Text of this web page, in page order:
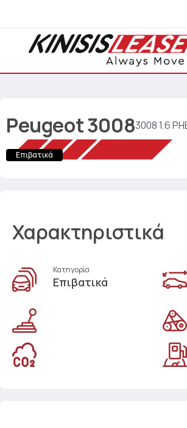
Peugeot30083008 1.6
Επιβατικά
Χαρακτηριστικά
Κατηγορία
Επιβατικά